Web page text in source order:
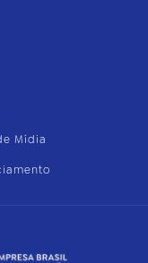
Mídia